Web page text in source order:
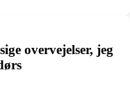
overvejelser, jeg